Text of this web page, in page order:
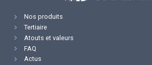
Nos produits
Tertiaire
Atouts et valeurs
FAQ
Actus